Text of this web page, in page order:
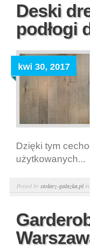
Deski
podłogi
kwi 30, 2017
Dzięki tym
użytkowanych...
Posted bystolarz-galazka.plin